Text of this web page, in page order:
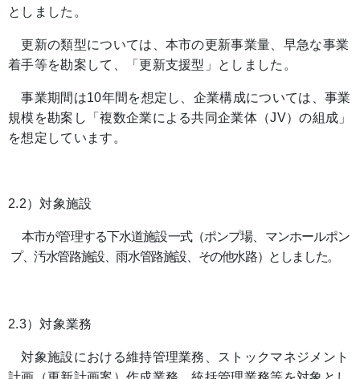
としました。
更新の類型については、本市の更新事業量、早急な事業
着手等を勘案して、「更新支援型」としました。
事業期間は10年間を想定し、企業構成については、事業
規模を勘案し「複数企業による共同企業体（JV）の組成」
を想定しています。
2.2）対象施設
本市が管理する下水道施設一式（ポンプ場、マンホールポン
プ、汚水管路施設、雨水管路施設、その他水路）としました。
2.3）対象業務
対象施設における維持管理業務、ストックマネジメント